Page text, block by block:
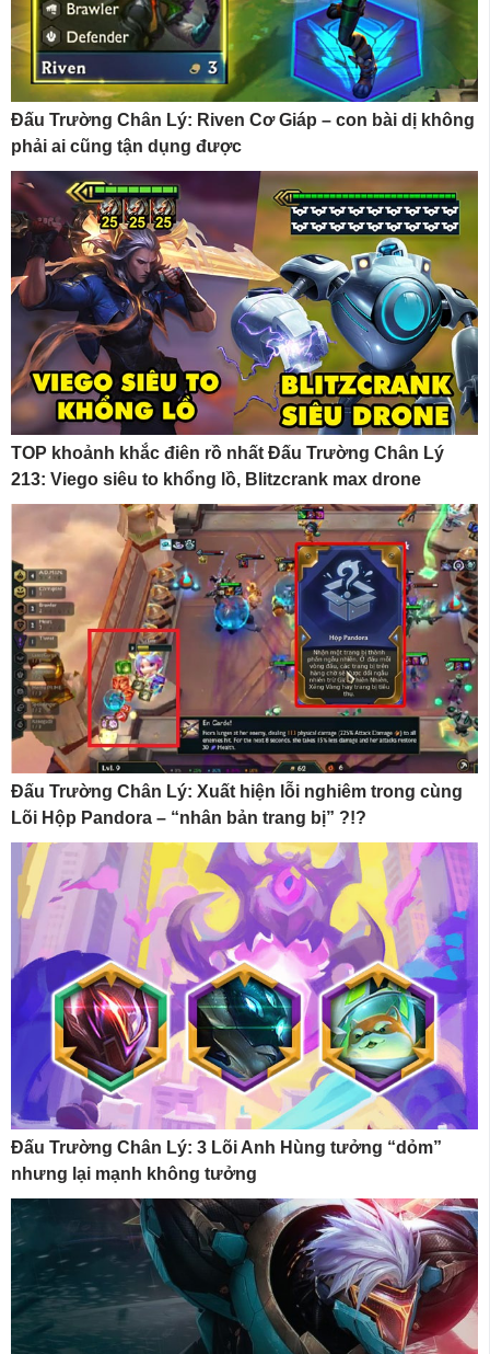
Đấu Trường Chân Lý: Riven Cơ Giáp – con bài dị không
phải ai cũng tận dụng được
TOP khoảnh khắc điên rồ nhất Đấu Trường Chân Lý
213: Viego siêu to khổng lồ, Blitzcrank max drone
Đấu Trường Chân Lý: Xuất hiện lỗi nghiêm trong cùng
Lõi Hộp Pandora – “nhân bản trang bị” ?!?
Đấu Trường Chân Lý: 3 Lõi Anh Hùng tưởng “dỏm”
nhưng lại mạnh không tưởng